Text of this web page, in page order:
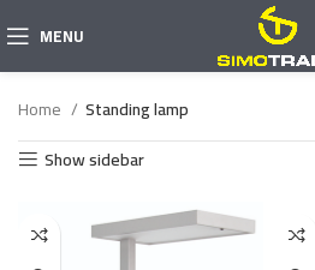
MENU
Home Standing lamp
Show sidebar